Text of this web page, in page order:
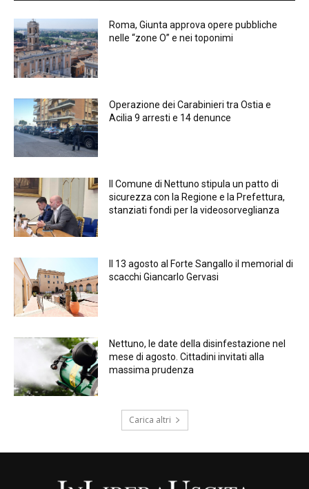
Roma, Giunta approva opere pubbliche
nelle “zone O” e nei toponimi
Operazione dei Carabinieri tra Ostia e
Acilia 9 arresti e 14 denunce
Il Comune di Nettuno stipula un patto di
sicurezza con la Regione e la Prefettura,
stanziati fondi per la videosorveglianza
Il 13 agosto al Forte Sangallo il memorial di
scacchi Giancarlo Gervasi
Nettuno, le date della disinfestazione nel
mese di agosto. Cittadini invitati alla
massima prudenza
Carica altri